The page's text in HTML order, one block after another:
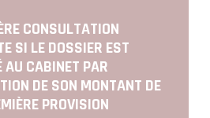
CONSULTATION
SI LE DOSSIER EST
AU CABINET PAR
DE SON MONTANT DE
PROVISION